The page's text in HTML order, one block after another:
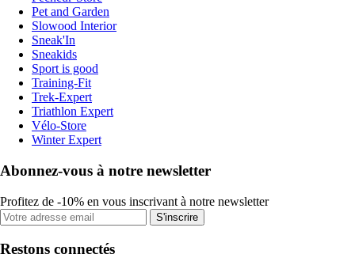
Pet and Garden
Slowood Interior
Sneak'In
Sneakids
Sport is good
Training-Fit
Trek-Expert
Triathlon Expert
Vélo-Store
Winter Expert
Abonnez-vous à notre newsletter
Profitez de -10% en vous inscrivant à notre newsletter
S'inscrire
Restons connectés